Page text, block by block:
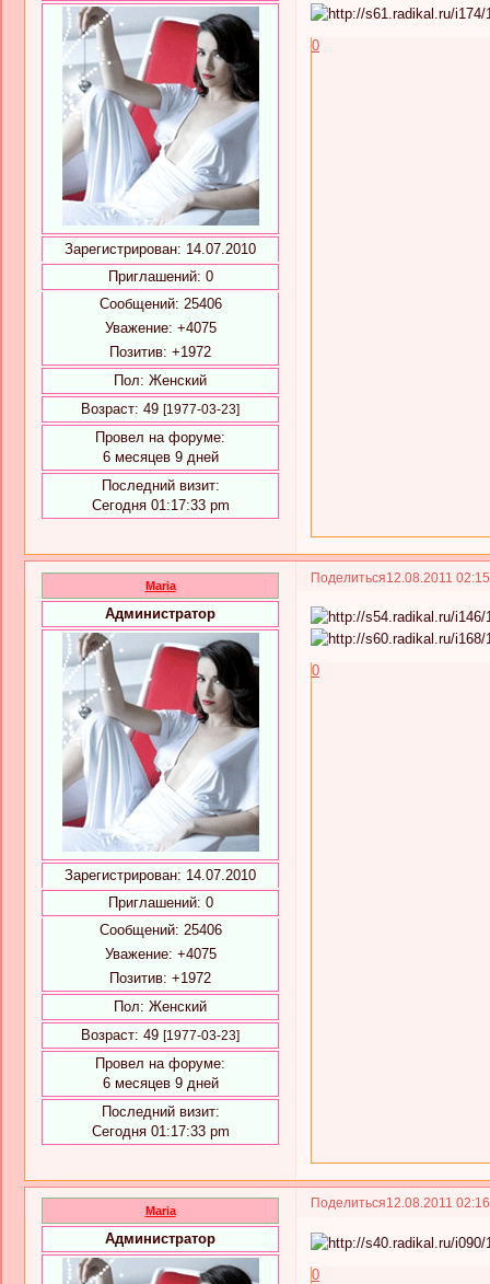
Зарегистрирован: 14.07.2010
Приглашений: 0
Сообщений: 25406
Уважение: +4075
Позитив: +1972
Пол: Женский
Возраст: 49 [1977-03-23]
Провел на форуме:
6 месяцев 9 дней
Последний визит:
Сегодня 01:17:33 pm
0
Поделиться12.08.2011
Maria
Администратор
Зарегистрирован: 14.07.2010
Приглашений: 0
Сообщений: 25406
Уважение: +4075
Позитив: +1972
Пол: Женский
Возраст: 49 [1977-03-23]
Провел на форуме:
6 месяцев 9 дней
Последний визит:
Сегодня 01:17:33 pm
0
Поделиться12.08.2011
Maria
Администратор
0